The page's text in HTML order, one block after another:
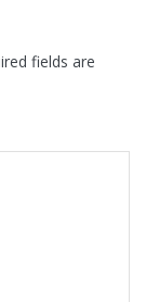
fields are